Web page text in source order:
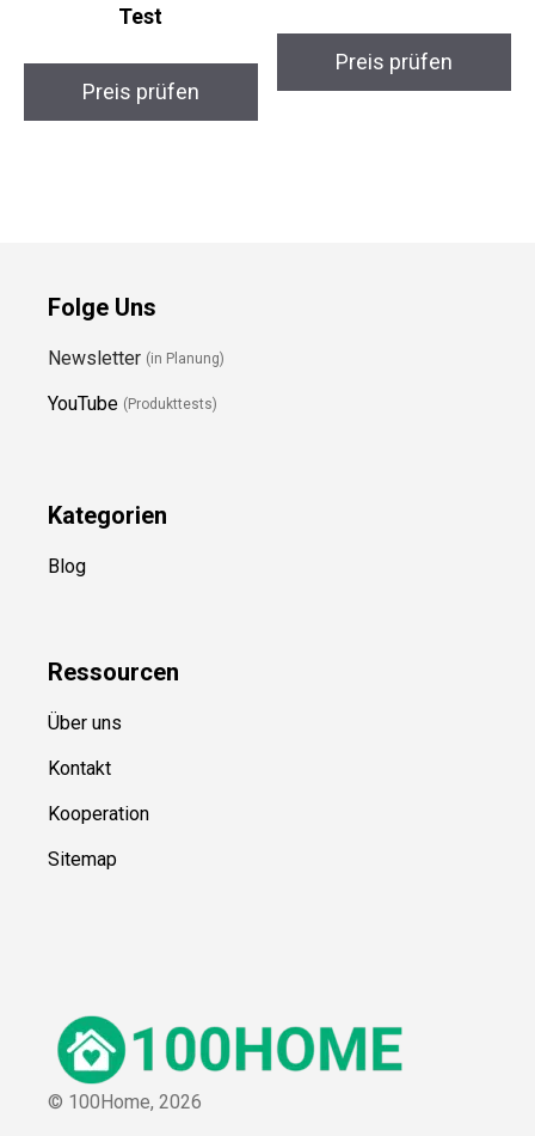
Test
Preis prüfen
Preis prüfen
Folge Uns
Newsletter (in Planung)
YouTube (Produkttests)
Kategorien
Blog
Ressourcen
Über uns
Kontakt
Kooperation
Sitemap
© 100Home, 2026